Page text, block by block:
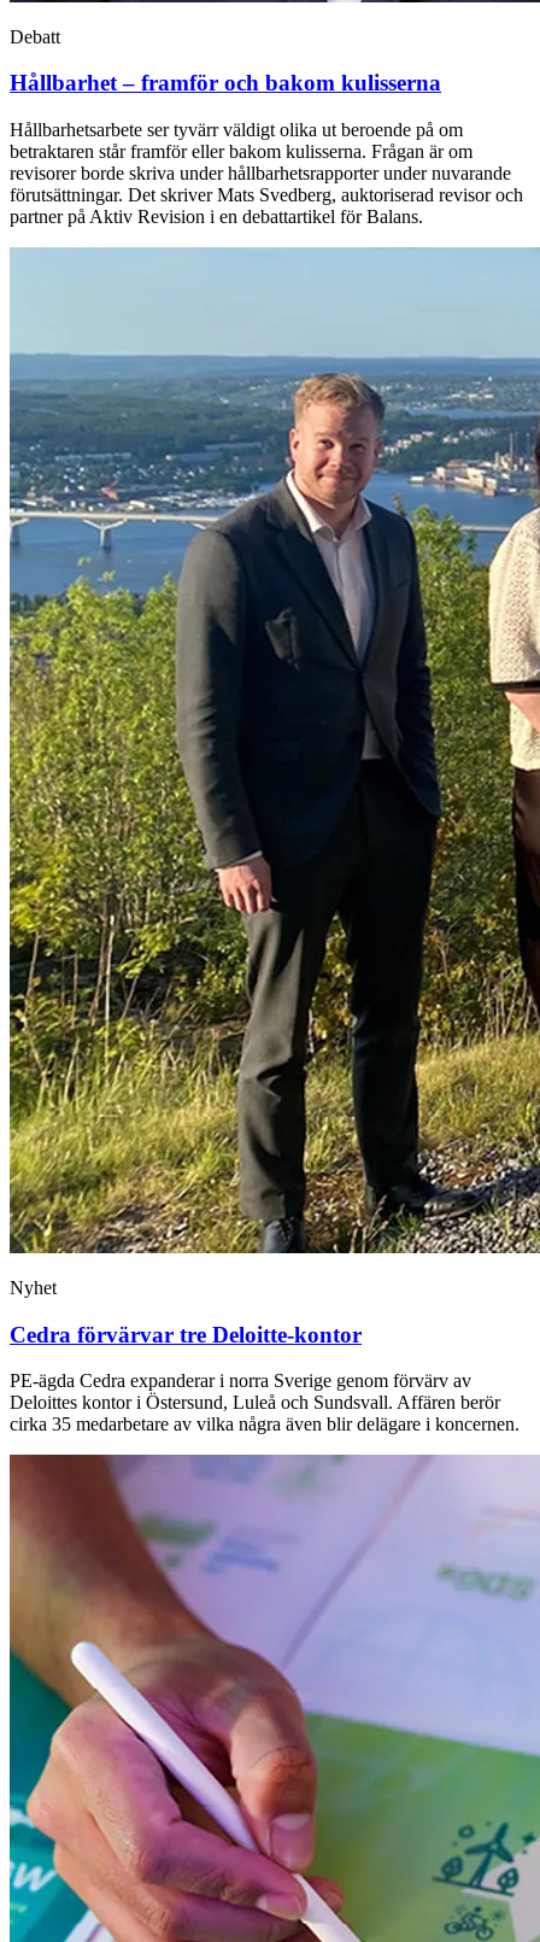
Debatt
Hållbarhet – framför och bakom kulisserna
Hållbarhetsarbete ser tyvärr väldigt olika ut beroende på om
betraktaren står framför eller bakom kulisserna. Frågan är om
revisorer borde skriva under hållbarhetsrapporter under nuvarande
förutsättningar. Det skriver Mats Svedberg, auktoriserad revisor och
partner på Aktiv Revision i en debattartikel för Balans.
Nyhet
Cedra förvärvar tre Deloitte-kontor
PE-ägda Cedra expanderar i norra Sverige genom förvärv av
Deloittes kontor i Östersund, Luleå och Sundsvall. Affären berör
cirka 35 medarbetare av vilka några även blir delägare i koncernen.